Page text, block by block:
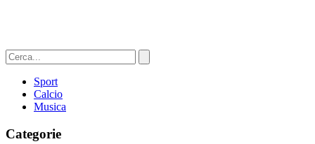
Sport
Calcio
Musica
Categorie